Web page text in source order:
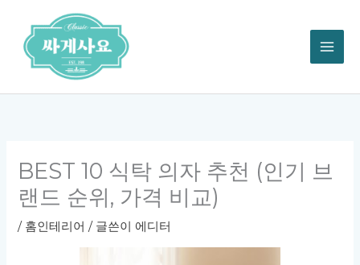
너
BEST 10 식탁 의자 추천 (인기 브
랜드 순위, 가격 비교)
/ 홈인테리어 / 글쓴이 에디터